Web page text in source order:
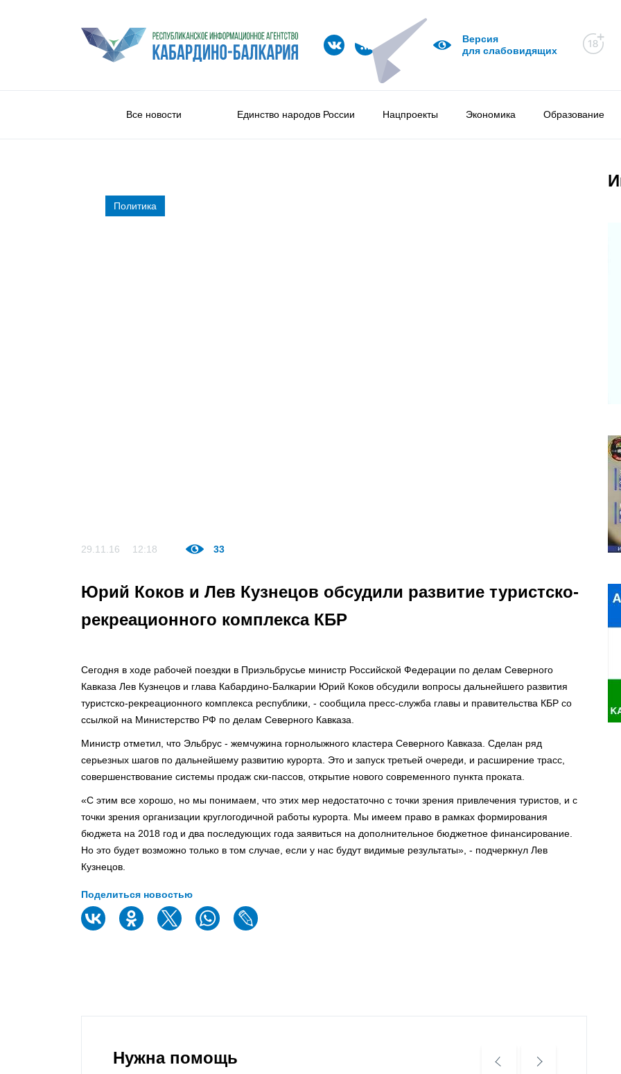
Версия
для слабовидящих
Все новости Единство народов России Нацпроекты Экономика Образование
Политика
29.11.16 12:18 33
Юрий Коков и Лев Кузнецов обсудили развитие туристско-
рекреационного комплекса КБР
Сегодня в ходе рабочей поездки в Приэльбрусье министр Российской Федерации по делам Северного
Кавказа Лев Кузнецов и глава Кабардино-Балкарии Юрий Коков обсудили вопросы дальнейшего развития
туристско-рекреационного комплекса республики, - сообщила пресс-служба главы и правительства КБР со
ссылкой на Министерство РФ по делам Северного Кавказа.
Министр отметил, что Эльбрус - жемчужина горнолыжного кластера Северного Кавказа. Сделан ряд
серьезных шагов по дальнейшему развитию курорта. Это и запуск третьей очереди, и расширение трасс,
совершенствование системы продаж ски-пассов, открытие нового современного пункта проката.
«С этим все хорошо, но мы понимаем, что этих мер недостаточно с точки зрения привлечения туристов, и с
точки зрения организации круглогодичной работы курорта. Мы имеем право в рамках формирования
бюджета на 2018 год и два последующих года заявиться на дополнительное бюджетное финансирование.
Но это будет возможно только в том случае, если у нас будут видимые результаты», - подчеркнул Лев
Кузнецов.
Поделиться новостью
Нужна помощь